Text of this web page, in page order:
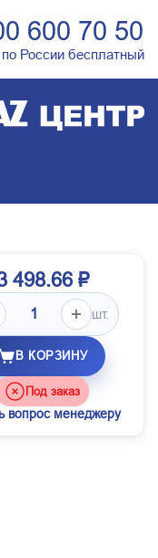
600 70 50
России бесплатный
498.66 ₽
шт.
В КОРЗИНУ
Под заказ
вопрос менеджеру